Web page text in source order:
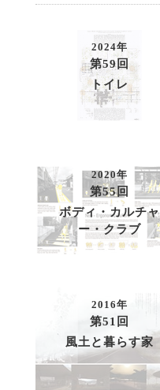
2024年
第59回
トイレ
2020年
第55回
ボディ・カルチャ
ー・クラブ
2016年
第51回
風土と暮らす家